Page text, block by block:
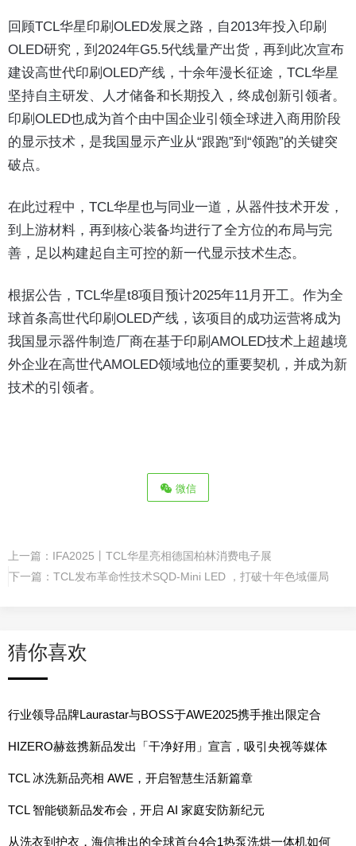
回顾TCL华星印刷OLED发展之路，自2013年投入印刷
OLED研究，到2024年G5.5代线量产出货，再到此次宣布
建设高世代印刷OLED产线，十余年漫长征途，TCL华星
坚持自主研发、人才储备和长期投入，终成创新引领者。
印刷OLED也成为首个由中国企业引领全球进入商用阶段
的显示技术，是我国显示产业从“跟跑”到“领跑”的关键突
破点。
在此过程中，TCL华星也与同业一道，从器件技术开发，
到上游材料，再到核心装备均进行了全方位的布局与完
善，足以构建起自主可控的新一代显示技术生态。
根据公告，TCL华星t8项目预计2025年11月开工。作为全
球首条高世代印刷OLED产线，该项目的成功运营将成为
我国显示器件制造厂商在基于印刷AMOLED技术上超越境
外企业在高世代AMOLED领域地位的重要契机，并成为新
技术的引领者。
微信
上一篇： IFA2025丨TCL华星亮相德国柏林消费电子展
下一篇： TCL发布革命性技术SQD-Mini LED ，打破十年色域僵局
猜你喜欢
行业领导品牌Laurastar与BOSS于AWE2025携手推出限定合
作系列
HIZERO赫兹携新品发出「干净好用」宣言，吸引央视等媒体
报道
TCL 冰洗新品亮相 AWE，开启智慧生活新篇章
TCL 智能锁新品发布会，开启 AI 家庭安防新纪元
从洗衣到护衣，海信推出的全球首台4合1热泵洗烘一体机如何